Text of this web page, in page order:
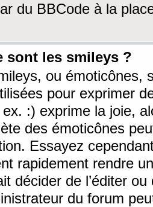
du BBCode à la
sont les smileys ?
ou émoticônes,
pour exprimer
:) exprime la joie,
des émoticônes
Essayez
rapidement rendre
décider de l’éditer
du forum